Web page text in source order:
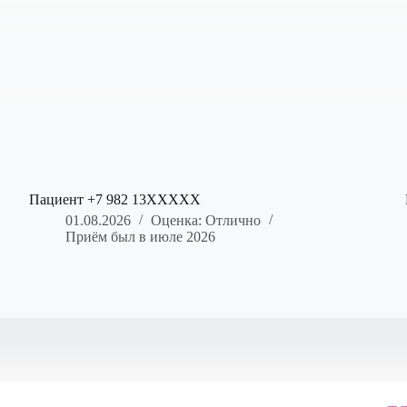
Пациент +7 982 13XXXXX
01.08.2026
Оценка: Отлично
Приём был в июле 2026